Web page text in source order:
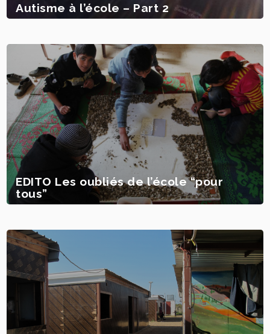
Autisme à l’école – Part 2
EDITO Les oubliés de l’école “pour
tous”